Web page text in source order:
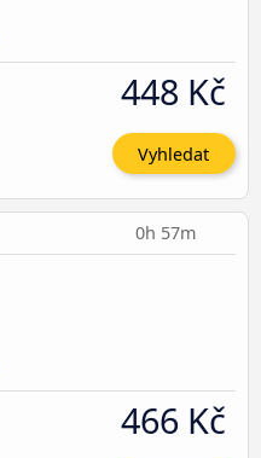
448 Kč
Vyhledat
0h 57m
466 Kč